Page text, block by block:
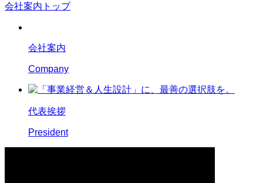
会社案内トップ
会社案内
Company
代表挨拶
President